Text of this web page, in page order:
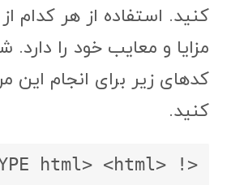
کنید. استفاده از هر کدام از
مزایا و معایب خود را دارد.
کدهای زیر برای انجام این
کنید.
html> <html>